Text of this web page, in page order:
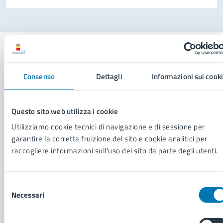
Consenso Dettagli Informazioni sui
Questo sito web utilizza i cookie
Utilizziamo cookie tecnici di navigazione e di sessione per
garantire la corretta fruizione del sito e cookie analitici per
raccogliere informazioni sull'uso del sito da parte degli utenti.
delNecessari
Comune di Napoli
AMMINISTRAZIONE
Aree amministrative
Organi di governo
Municipalità
Politici